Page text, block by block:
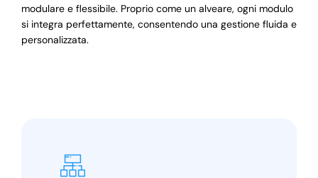
modulare e flessibile. Proprio come un alveare, ogni modulo
si integra perfettamente, consentendo una gestione fluida e
personalizzata.